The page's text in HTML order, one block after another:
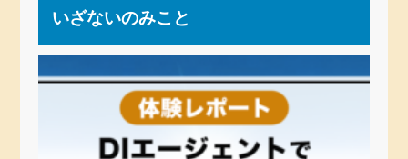
いざないのみこと